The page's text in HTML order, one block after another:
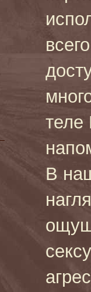
теле
В